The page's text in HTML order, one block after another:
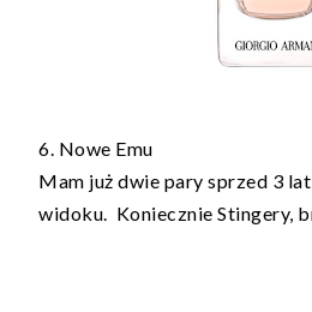
6. Nowe Emu
Mam już dwie pary sprzed 3
widoku. Koniecznie Stingery,